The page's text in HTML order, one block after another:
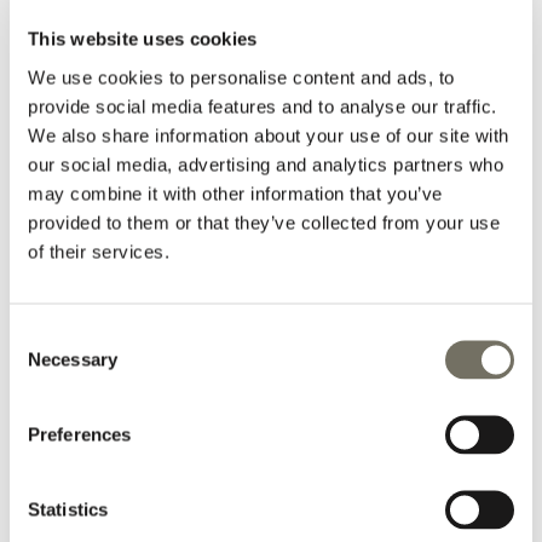
This website uses cookies
We use cookies to personalise content and ads, to
provide social media features and to analyse our traffic.
We also share information about your use of our site with
our social media, advertising and analytics partners who
may combine it with other information that you’ve
provided to them or that they’ve collected from your use
of their services.
Selection
Necessary
Preferences
Statistics
Reines Alpenglück auf 1.350
Metern.
Im Sommer starten die Wanderwege direkt vor der
Haustür. Das Skigebiet Hochkeil ist direkt erreichbar.
Das Dorf Mühlbach liegt 6,3 Kilometer entfernt, und
die Gondel zum Hochkönig-Skigebiet wartet dort
ebenfalls auf dich.
Hochkönig-Card wird der Sommer noch schöner:
Aber auch Sommerrodeln, geführte Wanderungen
mit grandiosem Ausblick und mehr.
Mehr erfahren? Schau auf www.hochkoenig.at.
Parken? Kein Problem, kostenlos und direkt bei uns.